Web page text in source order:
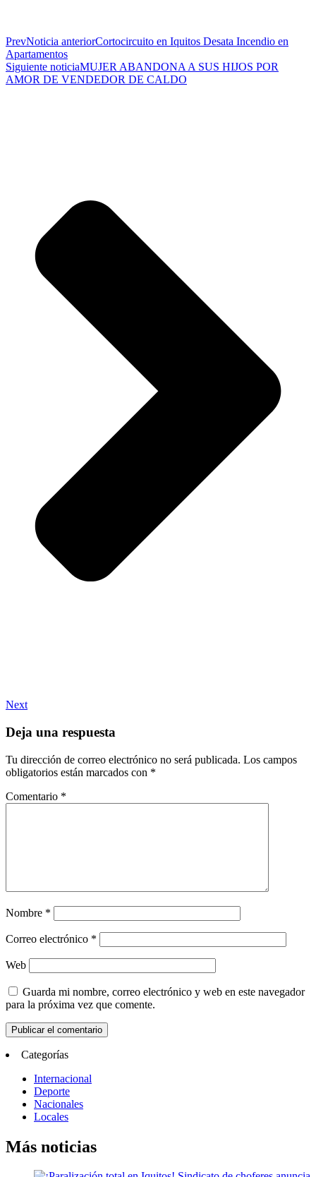
PrevNoticia anteriorCortocircuito en Iquitos Desata Incendio en
Apartamentos
Siguiente noticiaMUJER ABANDONA A SUS HIJOS POR
AMOR DE VENDEDOR DE CALDO
Next
Deja una respuesta
Tu dirección de correo electrónico no será publicada. Los campos
obligatorios están marcados con *
Comentario *
Nombre *
Correo electrónico *
Web
Guarda mi nombre, correo electrónico y web en este navegador
para la próxima vez que comente.
Categorías
Internacional
Deporte
Nacionales
Locales
Más noticias